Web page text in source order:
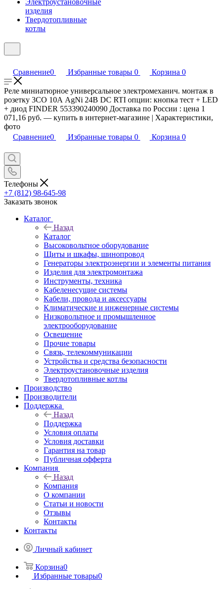
Электроустановочные
изделия
Твердотопливные
котлы
Сравнение0 Избранные товары 0 Корзина 0
Реле миниатюрное универсальное электромеханич. монтаж в
розетку 3CO 10А AgNi 24В DC RTI опции: кнопка тест + LED
+ диод FINDER 553390240090 Доставка по России : цена 1
071,16 руб. — купить в интернет-магазине | Характеристики,
фото
Сравнение0 Избранные товары 0 Корзина 0
Телефоны
+7 (812) 98-645-98
Заказать звонок
Каталог
Назад
Каталог
Высоковольтное оборудование
Щиты и шкафы, шинопровод
Генераторы электроэнергии и элементы питания
Изделия для электромонтажа
Инструменты, техника
Кабеленесущие системы
Кабели, провода и аксессуары
Климатические и инженерные системы
Низковольтное и промышленное
электрооборудование
Освещение
Прочие товары
Связь, телекоммуникации
Устройства и средства безопасности
Электроустановочные изделия
Твердотопливные котлы
Производство
Производители
Поддержка
Назад
Поддержка
Условия оплаты
Условия доставки
Гарантия на товар
Публичная офферта
Компания
Назад
Компания
О компании
Статьи и новости
Отзывы
Контакты
Контакты
Личный кабинет
Корзина0
Избранные товары0